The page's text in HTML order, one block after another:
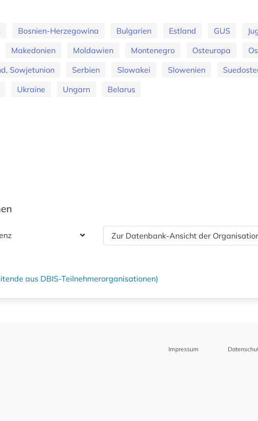
Bosnien-Herzegowina Bulgarien Estland GUS
Makedonien Moldawien Montenegro Osteuropa
Sowjetunion Serbien Slowakei Slowenien
Ukraine Ungarn Belarus
Zur Datenbank-Ansicht der
aus DBIS-Teilnehmerorganisationen)
Impressum